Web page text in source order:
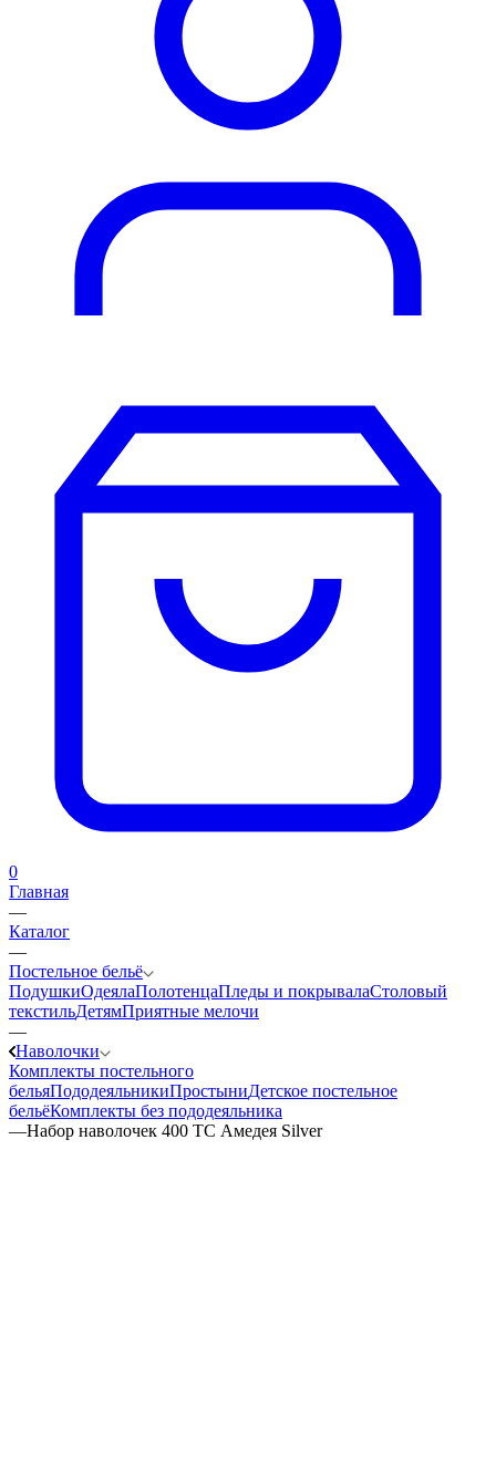
0
Главная
—
Каталог
—
Постельное бельё
ПодушкиОдеялаПолотенцаПледы и покрывалаСтоловый
текстильДетямПриятные мелочи
—
Наволочки
Комплекты постельного
бельяПододеяльникиПростыниДетское постельное
бельёКомплекты без пододеяльника
—Набор наволочек 400 ТС Амедея Silver